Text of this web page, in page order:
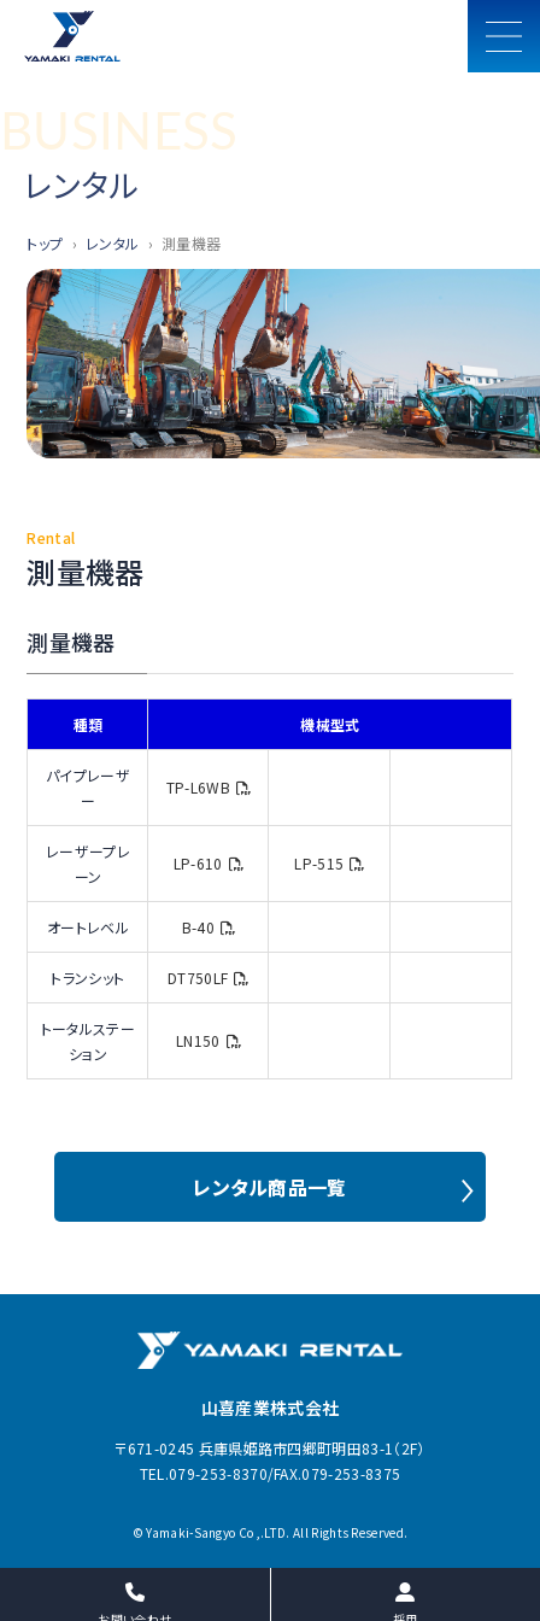
レンタル
BUSINESS
トップ レンタル 測量機器
Rental
測量機器
測量機器
種類 機械型式
パイプレーザ
ー
TP-L6WB
レーザープレ
ーン
LP-610 LP-515
オートレベル B-40
トランシット DT750LF
トータルステー
ション
LN150
レンタル商品一覧
山喜産業株式会社
〒671-0245 兵庫県姫路市四郷町明田83-1（2F）
TEL.079-253-8370/FAX.079-253-8375
© Yamaki-Sangyo Co ,.LTD. All Rights Reserved.